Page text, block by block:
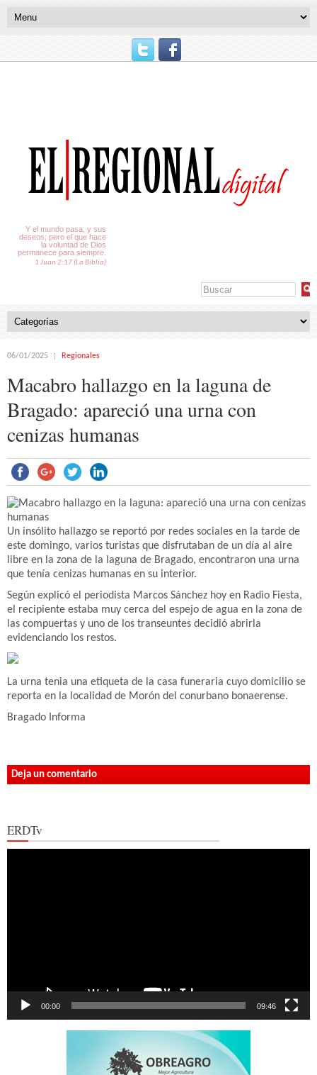
Y el mundo pasa, y sus
deseos; pero el que hace
la voluntad de Dios
permanece para siempre.
1 Juan 2:17 (La Biblia)
06/01/2025 Regionales
Macabro hallazgo en la laguna de
Bragado: apareció una urna con
cenizas humanas
Un insólito hallazgo se reportó por redes sociales en la tarde de
este domingo, varios turistas que disfrutaban de un día al aire
libre en la zona de la laguna de Bragado, encontraron una urna
que tenía cenizas humanas en su interior.
Según explicó el periodista Marcos Sánchez hoy en Radio Fiesta,
el recipiente estaba muy cerca del espejo de agua en la zona de
las compuertas y uno de los transeuntes decidió abrirla
evidenciando los restos.
La urna tenia una etiqueta de la casa funeraria cuyo domicilio se
reporta en la localidad de Morón del conurbano bonaerense.
Bragado Informa
Deja un comentario
ERDTv
00:00 09:46